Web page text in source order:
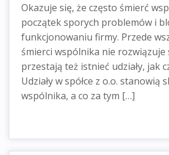
Okazuje się, że często śmierć
początek sporych problemów i
funkcjonowaniu firmy. Przede
śmierci wspólnika nie rozwiązuje
przestają też istnieć udziały, jak
Udziały w spółce z o.o. stanowią
wspólnika, a co za tym […]